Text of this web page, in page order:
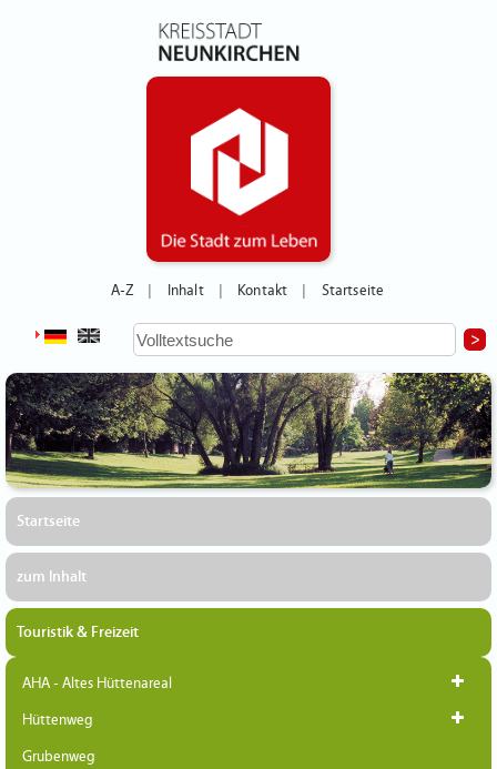
A-Z Inhalt Kontakt Startseite
Startseite
zum Inhalt
Touristik & Freizeit
AHA - Altes Hüttenareal
Hüttenweg
Grubenweg